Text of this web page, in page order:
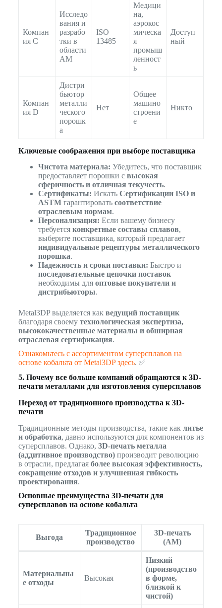
Компан
ия C
Исследо
вания и
разрабо
тки в
области
AM
ISO
13485
Медици
на,
аэрокос
мическа
я
промыш
ленност
ь
Доступ
ный
Компан
ия D
Дистри
бьютор
металли
ческого
порошк
а
Нет
Общее
машино
строени
е
Никто
Ключевые соображения при выборе поставщика
Чистота материала: Убедитесь, что поставщик
предоставляет порошки с высокая
сферичность и отличная текучесть.
Сертификаты: Искать Сертификации ISO и
ASTMгарантировать соответствие
отраслевым нормам.
Персонализация: Если вашему бизнесу
требуется конкретные составы сплавов,
выберите поставщика, который предлагает
индивидуальные рецептуры металлического
порошка.
Надежность и сроки поставки: Быстро и
последовательные цепочки поставок
необходимы для оптовые покупатели и
дистрибьюторы.
Metal3DP выделяется как ведущий поставщик
благодаря своему технологическая экспертиза,
высококачественные материалы и обширная
отраслевая сертификация.
Ознакомьтесь с ассортиментом суперсплавов на
основе кобальта от Metal3DP здесь. ✅
5. Почему все больше компаний обращаются к 3D-
печати металлами для изготовления суперсплавов
Переход от традиционного производства к 3D-
печати
Традиционные методы производства, такие как литье
и обработка, давно используются для компонентов из
суперсплавов. Однако, 3D-печать металла
(аддитивное производство)производит революцию
в отрасли, предлагая более высокая эффективность,
сокращение отходов и улучшенная гибкость
проектирования.
Основные преимущества 3D-печати для
суперсплавов на основе кобальта
Выгода
Традиционное
производство
3D-печать
(АМ)
Материальны
е отходы
Высокая
Низкий
(производство
в форме,
близкой к
чистой)